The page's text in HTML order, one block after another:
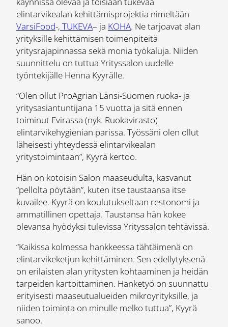
elintarvikealan kehittämisprojektia nimeltään
VarsiFood-, TUKEVA– ja KOHA. Ne tarjoavat alan
yrityksille kehittämisen toimenpiteitä
yritysrajapinnassa sekä monia työkaluja. Niiden
suunnittelu on tuttua Yrityssalon uudelle
työntekijälle Henna Kyyrälle.
“Olen ollut ProAgrian Länsi-Suomen ruoka- ja
yritysasiantuntijana 15 vuotta ja sitä ennen
toiminut Evirassa (nyk. Ruokavirasto)
elintarvikehygienian parissa. Työssäni olen ollut
läheisesti yhteydessä elintarvikealan
yritystoimintaan”, Kyyrä kertoo.
Hän on kotoisin Salon maaseudulta, kasvanut
“pellolta pöytään”, kuten itse taustaansa itse
kuvailee. Kyyrä on koulutukseltaan restonomi ja
ammatillinen opettaja. Taustansa hän kokee
olevansa hyödyksi tulevissa Yrityssalon tehtävissä.
“Kaikissa kolmessa hankkeessa tähtäimenä on
elintarvikeketjun kehittäminen. Sen edellytyksenä
on erilaisten alan yritysten kohtaaminen ja heidän
tarpeiden kartoittaminen. Hanketyö on suunnattu
erityisesti maaseutualueiden mikroyrityksille, ja
niiden toiminta on minulle melko tuttua”, Kyyrä
sanoo.